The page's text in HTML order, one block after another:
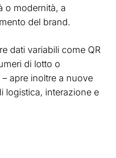
o modernità, a
del brand.
dati variabili come QR
di lotto o
apre inoltre a nuove
logistica, interazione e